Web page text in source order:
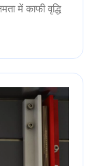
में काफी वृद्धि